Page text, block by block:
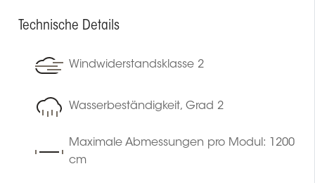
Technische Details
Windwiderstandsklasse 2
Wasserbeständigkeit, Grad 2
Maximale Abmessungen pro Modul: 1200
cm